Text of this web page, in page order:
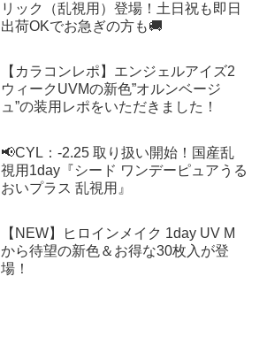
リック（乱視用）登場！土日祝も即日
出荷OKでお急ぎの方も🚚
【カラコンレポ】エンジェルアイズ2
ウィークUVMの新色”オルンベージ
ュ”の装用レポをいただきました！
📢CYL：-2.25 取り扱い開始！国産乱
視用1day『シード ワンデーピュアうる
おいプラス 乱視用』
【NEW】ヒロインメイク 1day UV M
から待望の新色＆お得な30枚入が登
場！